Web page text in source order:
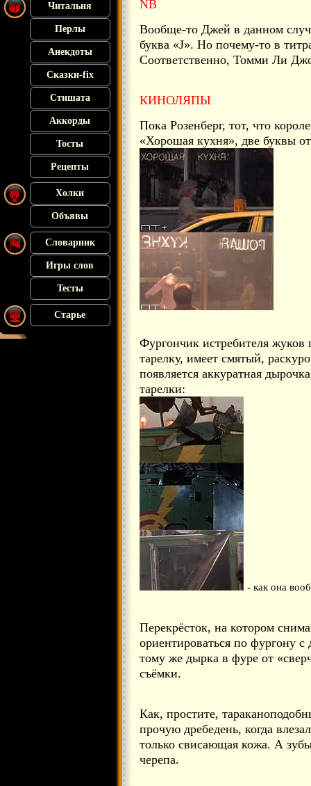
Читальня
Перлы
Анекдоты
Сказки-fix
Стишата
Аккорды
Тосты
Рецепты
Холки
Объявы
Словарник
Игры слов
Тесты
Старье
NB
Вообще-то Джей в данном
буква «J». Но почему-то в
Соответственно, Томми Ли
КИНОЛЯПЫ
Пока Розенберг, тот, что
«Хорошая кухня», две буквы
Фургончик истребителя жуков
тарелку, имеет смятый,
появляется аккуратная
тарелки:
- как она
Перекрёсток, на котором
ориентироваться по фургону
тому же дырка в фуре от
съёмки.
Как, простите,
прочую дребедень, когда
только свисающая кожа. А
черепа.